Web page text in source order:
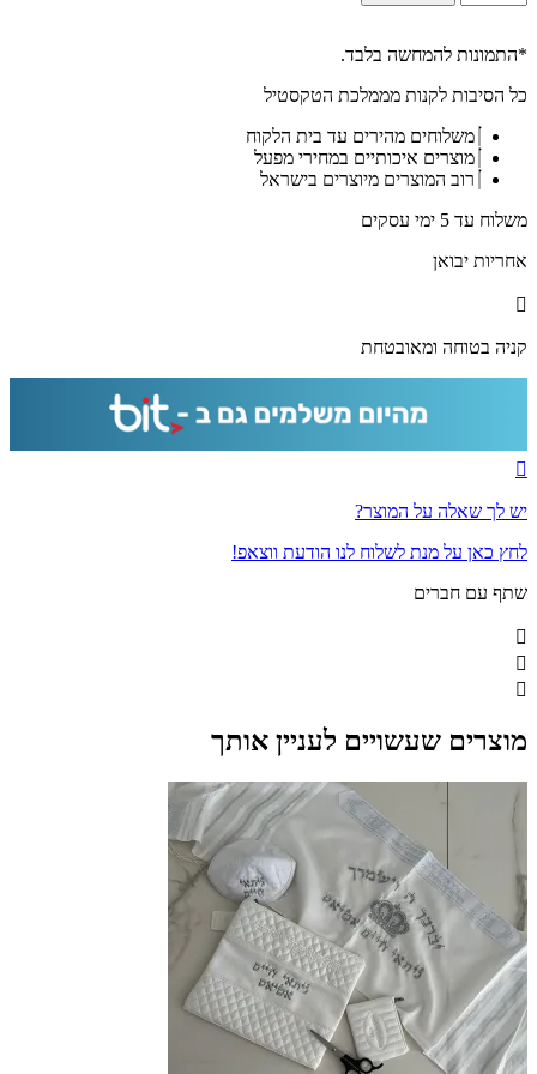
של
תמונה
הרב
מתפלל
או
מחוסמת
*התמונות להמחשה בלבד.
כל הסיבות לקנות מממלכת הטקסטיל
משלוחים מהירים עד בית הלקוח
מוצרים איכותיים במחירי מפעל
רוב המוצרים מיוצרים בישראל
משלוח עד 5 ימי עסקים
אחריות יבואן
קניה בטוחה ומאובטחת
יש לך שאלה על המוצר?
לחץ כאן על מנת לשלוח לנו הודעת ווצאפ!
שתף עם חברים
מוצרים שעשויים לעניין אותך